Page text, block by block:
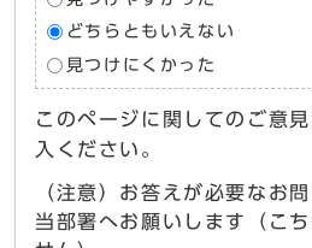
どちらともいえない
見つけにくかった
このページに関してのご意
入ください。
（注意）お答えが必要なお
当部署へお願いします（こ